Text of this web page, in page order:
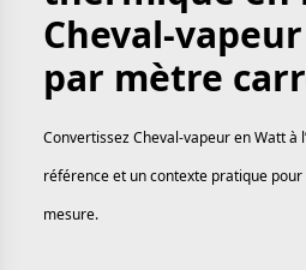
Cheval-
par mètre
Convertissez Cheval-vapeur en Watt
référence et un contexte pratique
mesure.